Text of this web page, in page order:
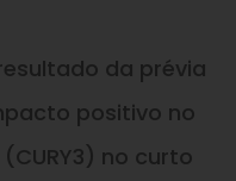
da prévia
positivo no
no curto